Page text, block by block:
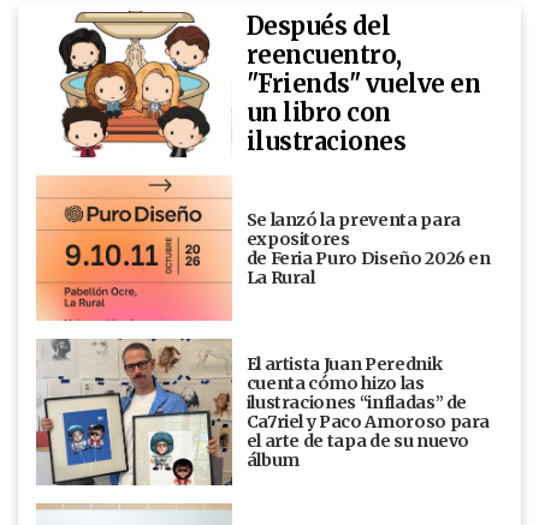
Después del
reencuentro,
"Friends" vuelve en
un libro con
ilustraciones
Se lanzó la preventa para
expositores
de Feria Puro Diseño 2026 en
La Rural
El artista Juan Perednik
cuenta cómo hizo las
ilustraciones “infladas” de
Ca7riel y Paco Amoroso para
el arte de tapa de su nuevo
álbum